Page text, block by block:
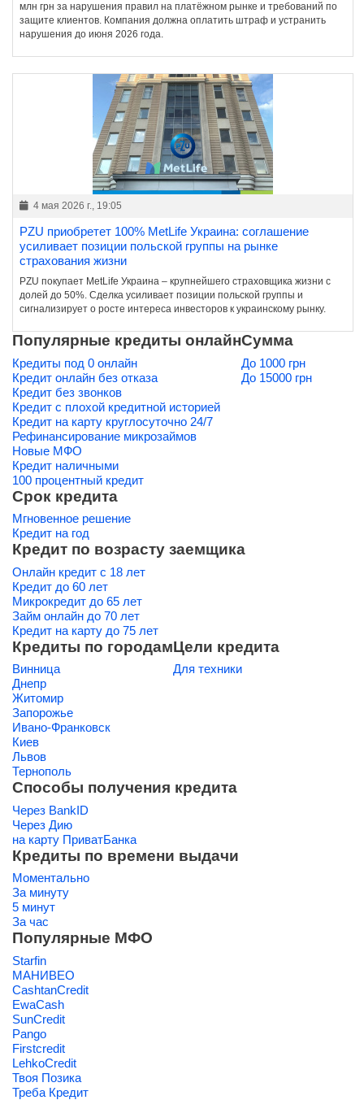
млн грн за нарушения правил на платёжном рынке и требований по
защите клиентов. Компания должна оплатить штраф и устранить
нарушения до июня 2026 года.
4 мая 2026 г., 19:05
PZU приобретет 100% MetLife Украина: соглашение
усиливает позиции польской группы на рынке
страхования жизни
PZU покупает MetLife Украина – крупнейшего страховщика жизни с
долей до 50%. Сделка усиливает позиции польской группы и
сигнализирует о росте интереса инвесторов к украинскому рынку.
Популярные кредиты онлайн
Кредиты под 0 онлайн
Кредит онлайн без отказа
Кредит без звонков
Кредит с плохой кредитной историей
Кредит на карту круглосуточно 24/7
Рефинансирование микрозаймов
Новые МФО
Кредит наличными
100 процентный кредит
Сумма
До 1000 грн
До 15000 грн
Срок кредита
Мгновенное решение
Кредит на год
Кредит по возрасту заемщика
Онлайн кредит с 18 лет
Кредит до 60 лет
Микрокредит до 65 лет
Займ онлайн до 70 лет
Кредит на карту до 75 лет
Кредиты по городам
Винница
Днепр
Житомир
Запорожье
Ивано-Франковск
Киев
Львов
Тернополь
Цели кредита
Для техники
Способы получения кредита
Через BankID
Через Дию
на карту ПриватБанка
Кредиты по времени выдачи
Моментально
За минуту
5 минут
За час
Популярные МФО
Starfin
МАНИВЕО
CashtanCredit
EwaCash
SunCredit
Pango
Firstcredit
LehkoCredit
Твоя Позика
Треба Кредит